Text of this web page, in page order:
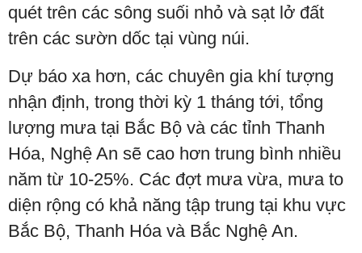
quét trên các sông suối nhỏ và sạt lở đất
trên các sườn dốc tại vùng núi.
Dự báo xa hơn, các chuyên gia khí tượng
nhận định, trong thời kỳ 1 tháng tới, tổng
lượng mưa tại Bắc Bộ và các tỉnh Thanh
Hóa, Nghệ An sẽ cao hơn trung bình nhiều
năm từ 10-25%. Các đợt mưa vừa, mưa to
diện rộng có khả năng tập trung tại khu vực
Bắc Bộ, Thanh Hóa và Bắc Nghệ An.